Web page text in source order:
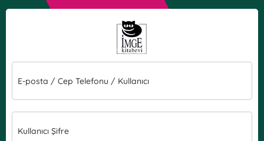
E-posta / Cep Telefonu / Kullanıcı
Kullanıcı Şifre